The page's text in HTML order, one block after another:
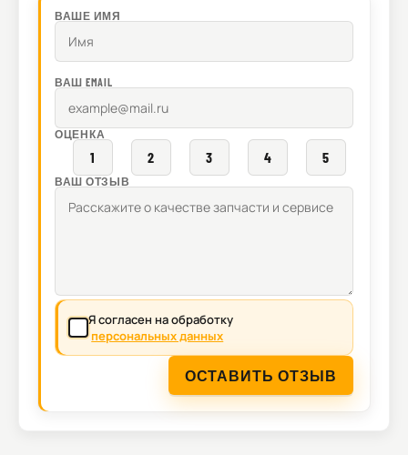
ВАШЕ ИМЯ
ВАШ EMAIL
ОЦЕНКА
1 2 3 4 5
ВАШ ОТЗЫВ
Я согласен на обработку
персональных данных
ОСТАВИТЬ ОТЗЫВ